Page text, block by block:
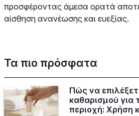
προσφέροντας άμεσα ορατά
αίσθηση ανανέωσης και ευεξίας.
Τα πιο πρόσφατα
Πώς να
καθαρισμού για
περιοχή: Χρήση